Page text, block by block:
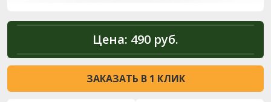
Цена: 490 руб.
ЗАКАЗАТЬ В 1 КЛИК